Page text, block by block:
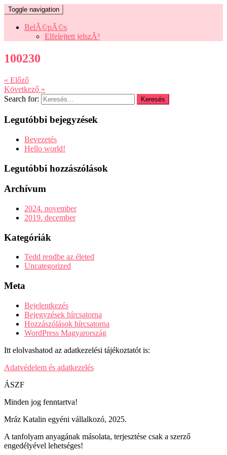
Toggle navigation
BelÃ©pÃ©s
Elfelejtett jelszÃ³
100230
« Előző
Következő »
Search for:
Legutóbbi bejegyzések
Bevezetés
Hello world!
Legutóbbi hozzászólások
Archívum
2024. november
2019. december
Kategóriák
Tedd rendbe az életed
Uncategorized
Meta
Bejelentkezés
Bejegyzések hírcsatorna
Hozzászólások hírcsatorna
WordPress Magyarország
Itt elolvashatod az adatkezelési tájékoztatót is:
Adatvédelem és adatkezelés
ÁSZF
Minden jog fenntartva!
Mráz Katalin egyéni vállalkozó, 2025.
A tanfolyam anyagának másolata, terjesztése csak a szerző
engedélyével lehetséges!